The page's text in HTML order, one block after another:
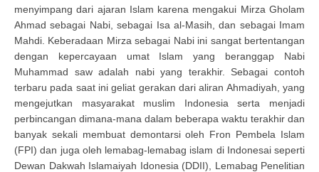
menyimpang dari ajaran Islam karena mengakui Mirza Gholam
Ahmad sebagai Nabi, sebagai Isa al-Masih, dan sebagai Imam
Mahdi. Keberadaan Mirza sebagai Nabi ini sangat bertentangan
dengan kepercayaan umat Islam yang beranggap Nabi
Muhammad saw adalah nabi yang terakhir. Sebagai contoh
terbaru pada saat ini geliat gerakan dari aliran Ahmadiyah, yang
mengejutkan masyarakat muslim Indonesia serta menjadi
perbincangan dimana-mana dalam beberapa waktu terakhir dan
banyak sekali membuat demontarsi oleh Fron Pembela Islam
(FPI) dan juga oleh lemabag-lemabag islam di Indonesai seperti
Dewan Dakwah Islamaiyah Idonesia (DDII), Lemabag Penelitian